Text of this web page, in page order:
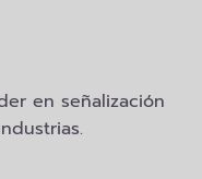
en señalización